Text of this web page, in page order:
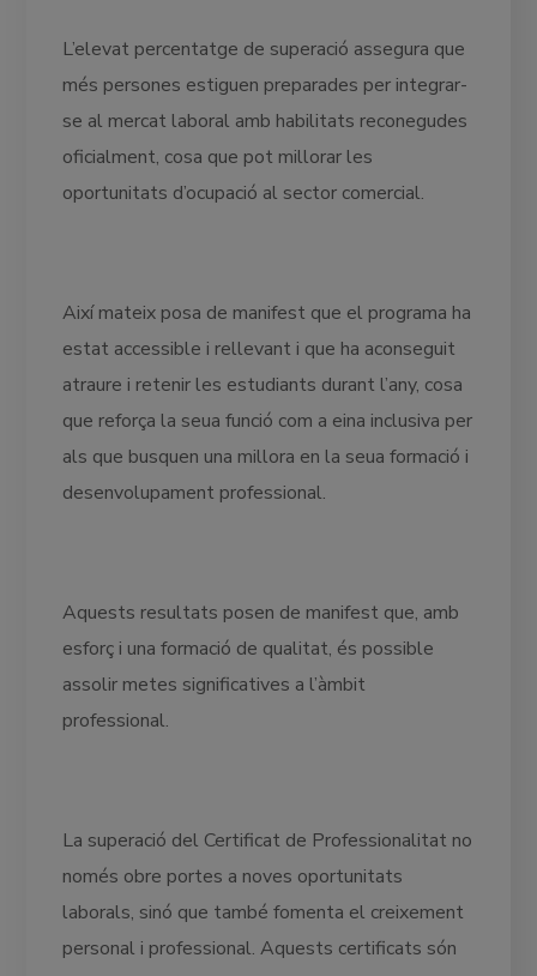
L’elevat percentatge de superació assegura que
més persones estiguen preparades per integrar-
se al mercat laboral amb habilitats reconegudes
oficialment, cosa que pot millorar les
oportunitats d’ocupació al sector comercial.
Així mateix posa de manifest que el programa ha
estat accessible i rellevant i que ha aconseguit
atraure i retenir les estudiants durant l’any, cosa
que reforça la seua funció com a eina inclusiva per
als que busquen una millora en la seua formació i
desenvolupament professional.
Aquests resultats posen de manifest que, amb
esforç i una formació de qualitat, és possible
assolir metes significatives a l’àmbit
professional.
La superació del Certificat de Professionalitat no
només obre portes a noves oportunitats
laborals, sinó que també fomenta el creixement
personal i professional. Aquests certificats són